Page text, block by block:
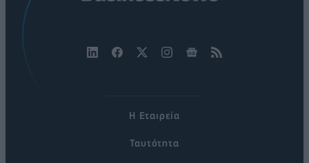
Η Εταιρεία
Ταυτότητα